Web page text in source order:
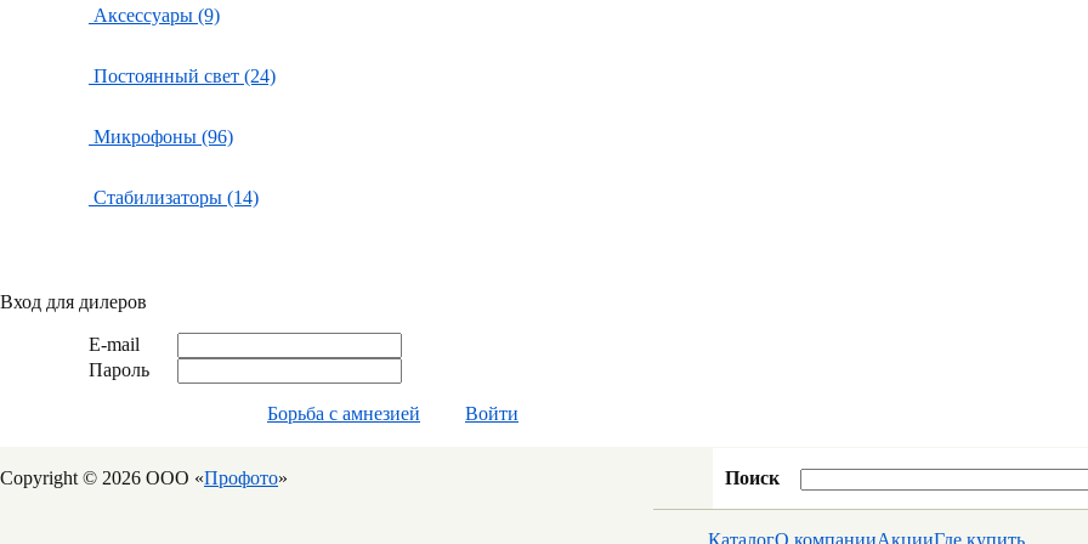
Аксессуары (9)
Постоянный свет (24)
Микрофоны (96)
Стабилизаторы (14)
Вход для дилеров
E-mail
Пароль
Борьба с амнезией Войти
Copyright © 2026 ООО «Профото» Поиск
КаталогО компанииАкцииГде купить